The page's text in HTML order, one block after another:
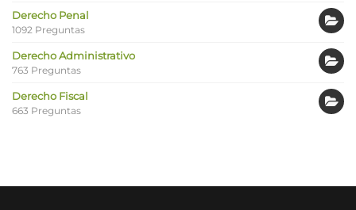
Derecho Penal
1092 Preguntas
Derecho Administrativo
763 Preguntas
Derecho Fiscal
663 Preguntas